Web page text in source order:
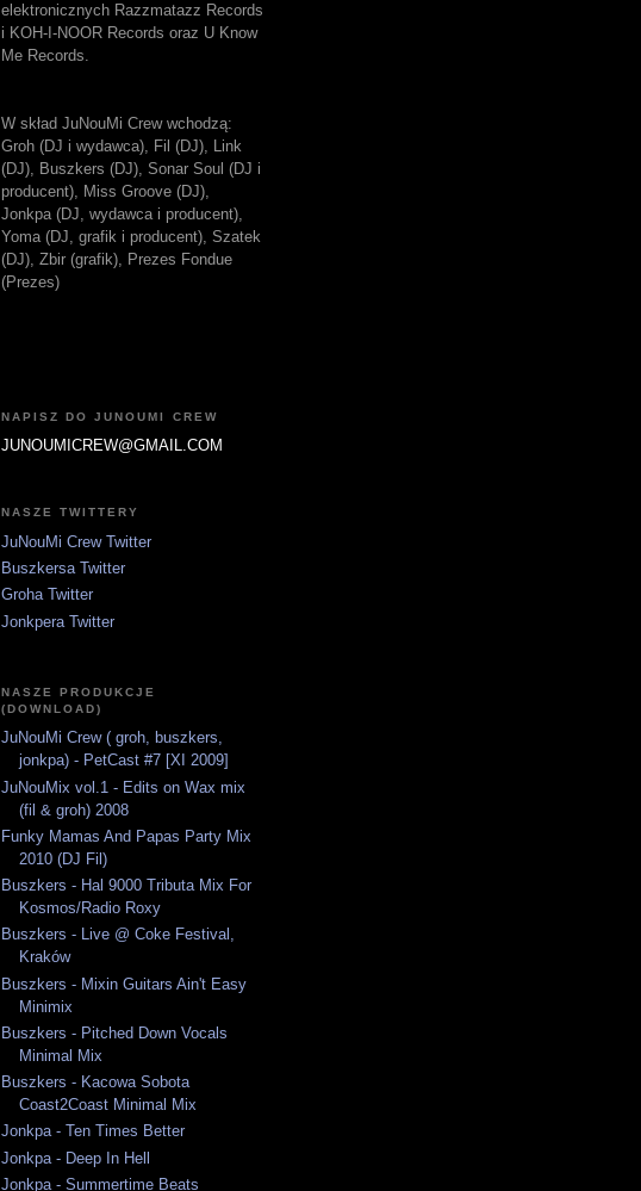
elektronicznych Razzmatazz Records
i KOH-I-NOOR Records oraz U Know
Me Records.
W skład JuNouMi Crew wchodzą:
Groh (DJ i wydawca), Fil (DJ), Link
(DJ), Buszkers (DJ), Sonar Soul (DJ i
producent), Miss Groove (DJ),
Jonkpa (DJ, wydawca i producent),
Yoma (DJ, grafik i producent), Szatek
(DJ), Zbir (grafik), Prezes Fondue
(Prezes)
NAPISZ DO JUNOUMI CREW
JUNOUMICREW@GMAIL.COM
NASZE TWITTERY
JuNouMi Crew Twitter
Buszkersa Twitter
Groha Twitter
Jonkpera Twitter
NASZE PRODUKCJE
(DOWNLOAD)
JuNouMi Crew ( groh, buszkers,
jonkpa) - PetCast #7 [XI 2009]
JuNouMix vol.1 - Edits on Wax mix
(fil & groh) 2008
Funky Mamas And Papas Party Mix
2010 (DJ Fil)
Buszkers - Hal 9000 Tributa Mix For
Kosmos/Radio Roxy
Buszkers - Live @ Coke Festival,
Kraków
Buszkers - Mixin Guitars Ain't Easy
Minimix
Buszkers - Pitched Down Vocals
Minimal Mix
Buszkers - Kacowa Sobota
Coast2Coast Minimal Mix
Jonkpa - Ten Times Better
Jonkpa - Deep In Hell
Jonkpa - Summertime Beats